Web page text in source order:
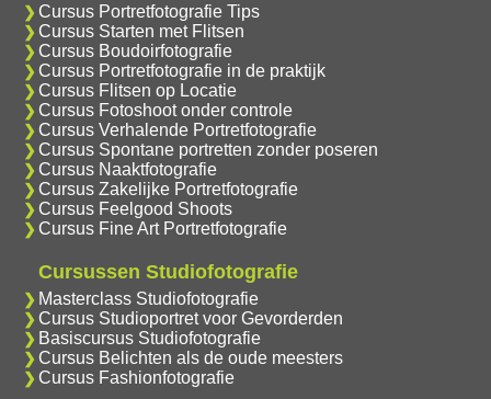
Cursus Portretfotografie Tips
Cursus Starten met Flitsen
Cursus Boudoirfotografie
Cursus Portretfotografie in de praktijk
Cursus Flitsen op Locatie
Cursus Fotoshoot onder controle
Cursus Verhalende Portretfotografie
Cursus Spontane portretten zonder poseren
Cursus Naaktfotografie
Cursus Zakelijke Portretfotografie
Cursus Feelgood Shoots
Cursus Fine Art Portretfotografie
Cursussen Studiofotografie
Masterclass Studiofotografie
Cursus Studioportret voor Gevorderden
Basiscursus Studiofotografie
Cursus Belichten als de oude meesters
Cursus Fashionfotografie